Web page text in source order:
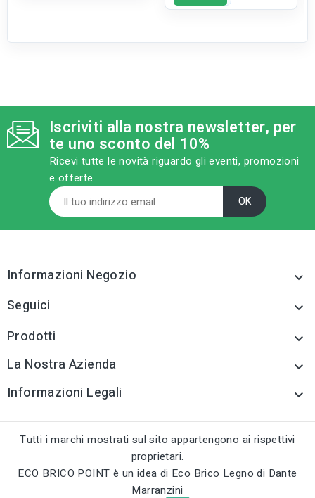
Ø mm 37
sell
CATEGORIA PRODOTTO
Sistemi di scarico
acqua e accessori
RC LABEL
Disponibile online
category
MODELLO
lunghezza cavo mt 10
Sistemi di scarico
acqua e accessori
Iscriviti alla nostra newsletter, per
te uno sconto del 10%
Ricevi tutte le novità riguardo gli eventi, promozioni
e offerte
Informazioni Negozio 
Seguici 
Prodotti 
La Nostra Azienda 
Informazioni Legali 
Tutti i marchi mostrati sul sito appartengono ai rispettivi
proprietari.
ECO BRICO POINT è un idea di Eco Brico Legno di Dante
Marranzini